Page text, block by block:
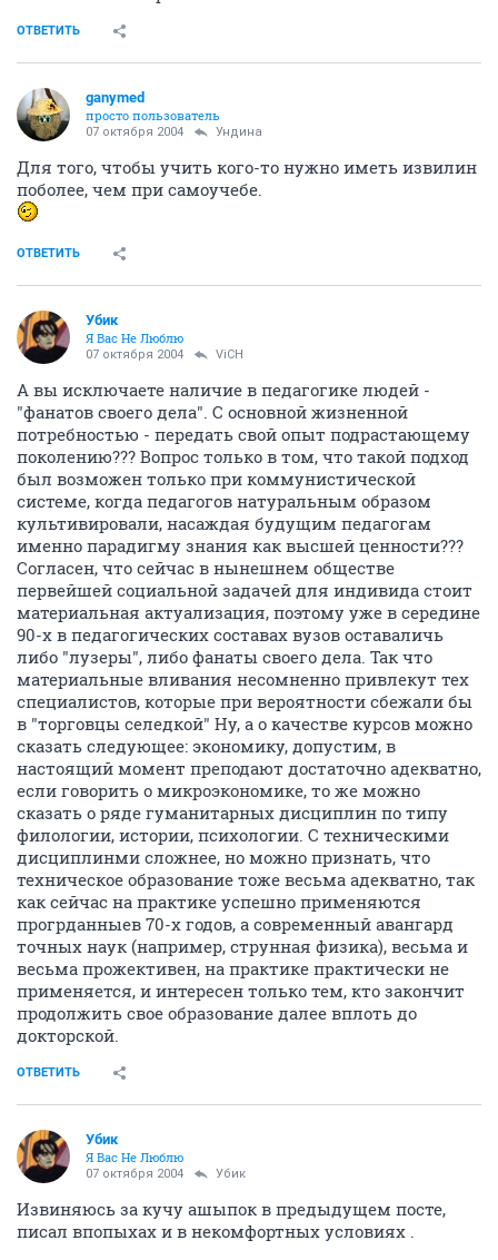
ОТВЕТИТЬ
ganymed
просто пользователь
07 октября 2004 Ундина
Для того, чтобы учить кого-то нужно иметь извилин
поболее, чем при самоучебе.
ОТВЕТИТЬ
Убик
Я Вас Не Люблю
07 октября 2004 ViCH
А вы исключаете наличие в педагогике людей -
"фанатов своего дела". С основной жизненной
потребностью - передать свой опыт подрастающему
поколению??? Вопрос только в том, что такой подход
был возможен только при коммунистической
системе, когда педагогов натуральным образом
культивировали, насаждая будущим педагогам
именно парадигму знания как высшей ценности???
Согласен, что сейчас в нынешнем обществе
первейшей социальной задачей для индивида стоит
материальная актуализация, поэтому уже в середине
90-х в педагогических составах вузов оставаличь
либо "лузеры", либо фанаты своего дела. Так что
материальные вливания несомненно привлекут тех
специалистов, которые при вероятности сбежали бы
в "торговцы селедкой" Ну, а о качестве курсов можно
сказать следующее: экономику, допустим, в
настоящий момент преподают достаточно адекватно,
если говорить о микроэкономике, то же можно
сказать о ряде гуманитарных дисциплин по типу
филологии, истории, психологии. С техническими
дисциплинми сложнее, но можно признать, что
техническое образование тоже весьма адекватно, так
как сейчас на практике успешно применяются
прогрданныев 70-х годов, а современный авангард
точных наук (например, струнная физика), весьма и
весьма прожективен, на практике практически не
применяется, и интересен только тем, кто закончит
продолжить свое образование далее вплоть до
докторской.
ОТВЕТИТЬ
Убик
Я Вас Не Люблю
07 октября 2004 Убик
Извиняюсь за кучу ашыпок в предыдущем посте,
писал впопыхах и в некомфортных условиях .